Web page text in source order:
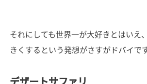
それにしても世界一が大好きとはいえ
きくするという発想がさすがドバイで